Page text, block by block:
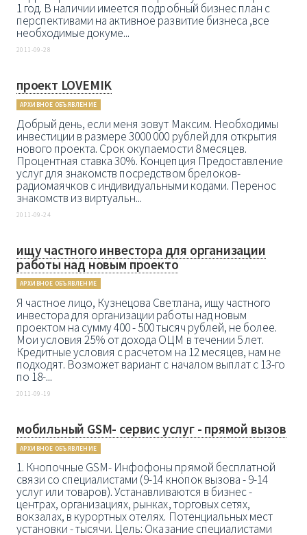
1 год. В наличии имеется подробный бизнес план с
перспективами на активное развитие бизнеса ,все
необходимые докуме...
2011-09-28
проект LOVEMIK
АРХИВНОЕ ОБЪЯВЛЕНИЕ
Добрый день, если меня зовут Максим. Необходимы
инвестиции в размере 3000 000 рублей для открытия
нового проекта. Срок окупаемости 8 месяцев.
Процентная ставка 30%. Концепция Предоставление
услуг для знакомств посредством брелоков-
радиомаячков с индивидуальными кодами. Перенос
знакомств из виртуальн...
2011-09-24
ищу частного инвестора для организации
работы над новым проекто
АРХИВНОЕ ОБЪЯВЛЕНИЕ
Я частное лицо, Кузнецова Светлана, ищу частного
инвестора для организации работы над новым
проектом на сумму 400 - 500 тысяч рублей, не более.
Мои условия 25% от дохода ОЦМ в течении 5 лет.
Кредитные условия с расчетом на 12 месяцев, нам не
подходят. Возможет вариант с началом выплат с 13-го
по 18-...
2011-09-19
мобильный GSM- сервис услуг - прямой вызов
АРХИВНОЕ ОБЪЯВЛЕНИЕ
1. Кнопочные GSM- Инфофоны прямой бесплатной
связи со специалистами (9-14 кнопок вызова - 9-14
услуг или товаров). Устанавливаются в бизнес -
центрах, организациях, рынках, торговых сетях,
вокзалах, в курортных отелях. Потенциальных мест
установки - тысячи. Цель: Оказание специалистами